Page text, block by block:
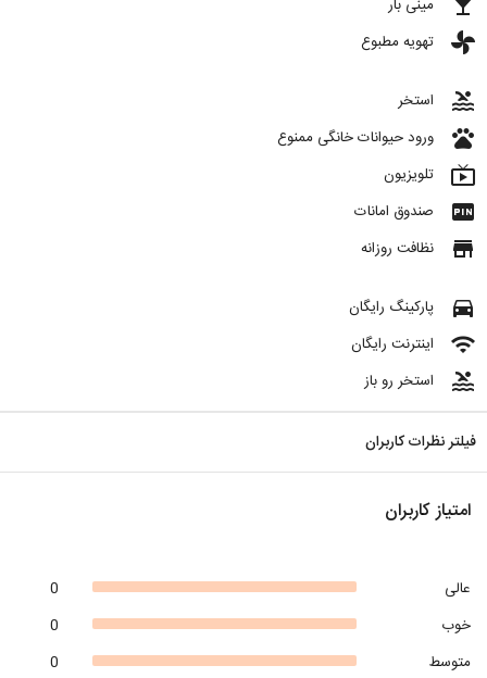
local_bar مینی بار
toys تهویه مطبوع
pool استخر
pets ورود حیوانات خانگی ممنوع
live_tv تلویزیون
fiber_pin صندوق امانات
store نظافت روزانه
directions_car پارکینگ رایگان
wifi اینترنت رایگان
pool استخر رو باز
فیلتر نظرات کاربران
امتیاز کاربران
0
عالی
0
خوب
0
متوسط